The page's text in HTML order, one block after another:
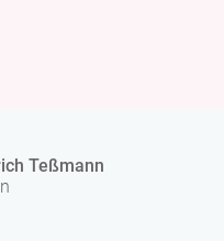
Teßmann